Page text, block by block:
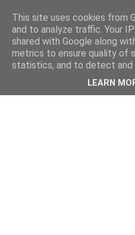
This site uses cookies from
and to analyze traffic. Your
shared with Google along
metrics to ensure quality of
statistics, and to detect and
LEARN